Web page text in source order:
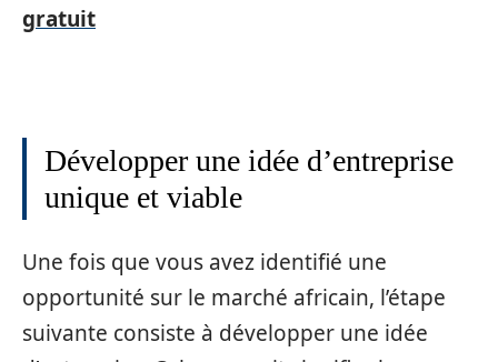
gratuit
Développer une idée d’entreprise
unique et viable
Une fois que vous avez identifié une
opportunité sur le marché africain, l’étape
suivante consiste à développer une idée